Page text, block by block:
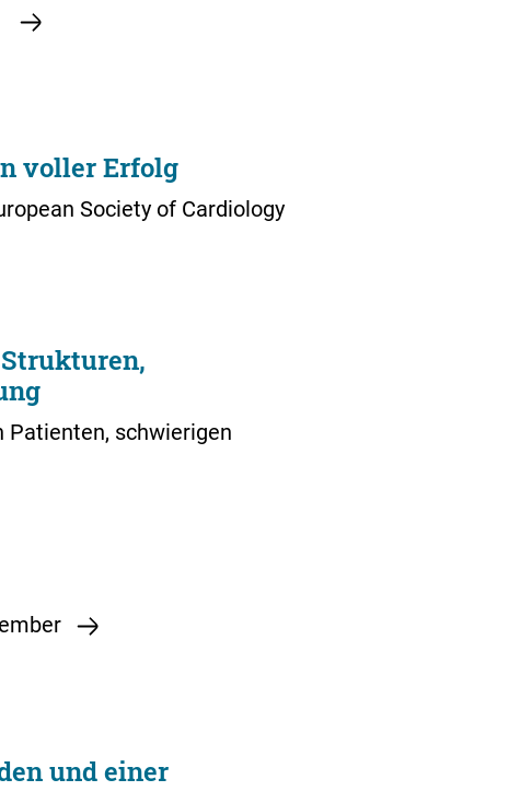
voller Erfolg
Society of Cardiology
Patienten, schwierigen
und einer